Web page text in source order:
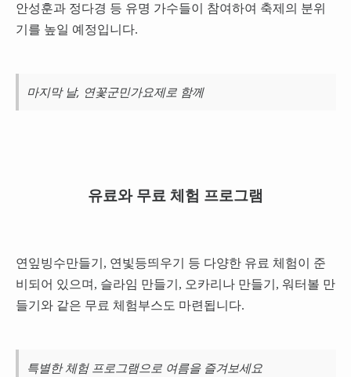
안성훈과 정다경 등 유명 가수들이 참여하여 축제의 분위
기를 높일 예정입니다.
마지막 날, 연꽃군민가요제로 함께
유료와 무료 체험 프로그램
연잎빙수만들기, 연빛등띄우기 등 다양한 유료 체험이 준
비되어 있으며, 슬라임 만들기, 오카리나 만들기, 워터볼 만
들기와 같은 무료 체험부스도 마련됩니다.
특별한 체험 프로그램으로 여름을 즐겨보세요